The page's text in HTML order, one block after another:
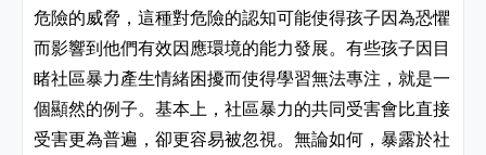
危險的威脅，這種對危險的認知可能使得孩子因為恐懼
而影響到他們有效因應環境的能力發展。有些孩子因目
睹社區暴力產生情緒困擾而使得學習無法專注，就是一
個顯然的例子。基本上，社區暴力的共同受害會比直接
受害更為普遍，卻更容易被忽視。無論如何，暴露於社